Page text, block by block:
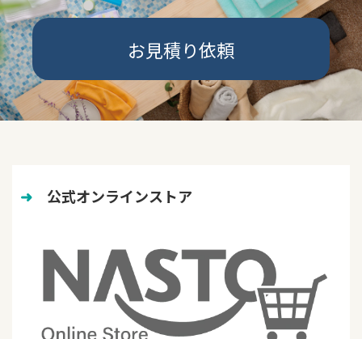
お見積り依頼
➜ 公式オンラインストア